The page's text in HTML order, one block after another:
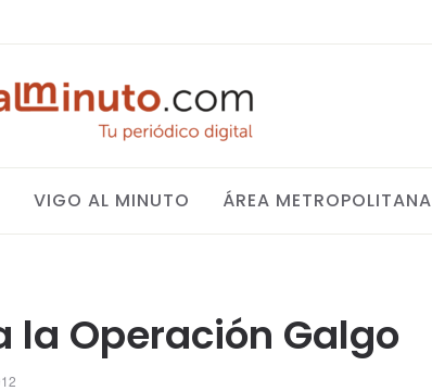
VIGO AL MINUTO ÁREA METROPOLITANA
la Operación Galgo